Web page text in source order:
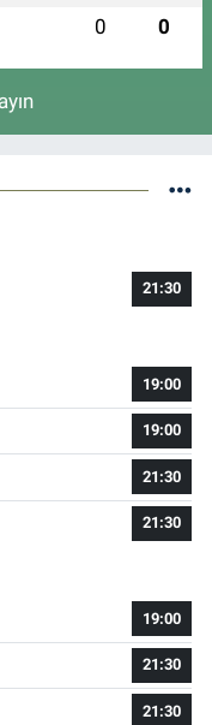
0 0
21:30
19:00
19:00
21:30
21:30
19:00
21:30
21:30